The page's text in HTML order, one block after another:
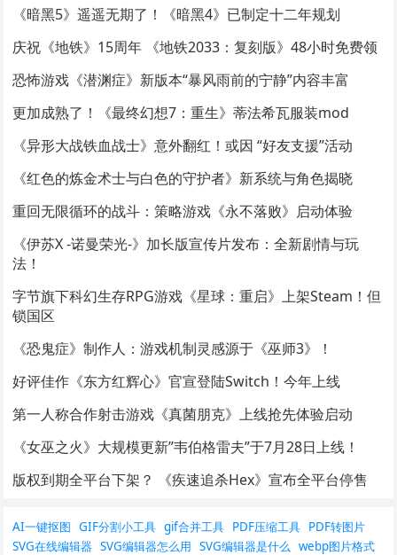
《暗黑5》遥遥无期了！《暗黑4》已制定十二年规划
庆祝《地铁》15周年 《地铁2033：复刻版》48小时免费领
恐怖游戏《潜渊症》新版本“暴风雨前的宁静”内容丰富
更加成熟了！《最终幻想7：重生》蒂法希瓦服装mod
《异形大战铁血战士》意外翻红！或因 “好友支援”活动
《红色的炼金术士与白色的守护者》新系统与角色揭晓
重回无限循环的战斗：策略游戏《永不落败》启动体验
《伊苏X -诺曼荣光-》加长版宣传片发布：全新剧情与玩
法！
字节旗下科幻生存RPG游戏《星球：重启》上架Steam！但
锁国区
《恐鬼症》制作人：游戏机制灵感源于《巫师3》！
好评佳作《东方红辉心》官宣登陆Switch！今年上线
第一人称合作射击游戏《真菌朋克》上线抢先体验启动
《女巫之火》大规模更新”韦伯格雷夫”于7月28日上线！
版权到期全平台下架？ 《疾速追杀Hex》宣布全平台停售
AI一键抠图 GIF分割小工具 gif合并工具 PDF压缩工具 PDF转图片
SVG在线编辑器 SVG编辑器怎么用 SVG编辑器是什么 webp图片格式